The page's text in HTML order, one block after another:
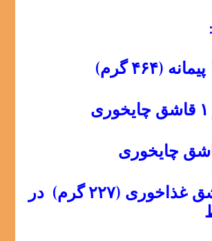
کره ۱۶ قاشق غذاخوری (۲۲۷ گرم) در